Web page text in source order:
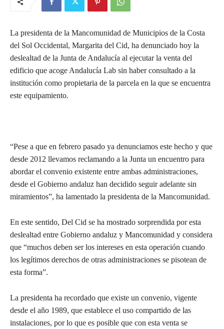
La presidenta de la Mancomunidad de Municipios de la Costa
del Sol Occidental, Margarita del Cid, ha denunciado hoy la
deslealtad de la Junta de Andalucía al ejecutar la venta del
edificio que acoge Andalucía Lab sin haber consultado a la
institución como propietaria de la parcela en la que se encuentra
este equipamiento.
“Pese a que en febrero pasado ya denunciamos este hecho y que
desde 2012 llevamos reclamando a la Junta un encuentro para
abordar el convenio existente entre ambas administraciones,
desde el Gobierno andaluz han decidido seguir adelante sin
miramientos”, ha lamentado la presidenta de la Mancomunidad.
En este sentido, Del Cid se ha mostrado sorprendida por esta
deslealtad entre Gobierno andaluz y Mancomunidad y considera
que “muchos deben ser los intereses en esta operación cuando
los legítimos derechos de otras administraciones se pisotean de
esta forma”.
La presidenta ha recordado que existe un convenio, vigente
desde el año 1989, que establece el uso compartido de las
instalaciones, por lo que es posible que con esta venta se